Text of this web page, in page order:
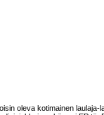
oleva kotimainen laulaja-